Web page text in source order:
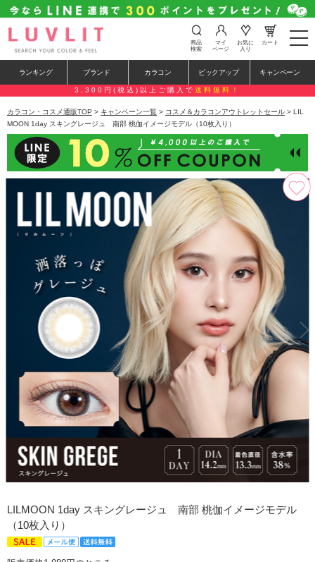
t
o
e
n
a
a
i
o
n
商品
検索
マイ
ページ
お気に
入り
カート
ランキング ブランド カラコン ピックアップ キャンペーン
3,300円(税込)以上ご購入で 送料無料！
カラコン・コスメ通販TOP > キャンペーン一覧 > コスメ＆カラコンアウトレットセール > LIL
MOON 1day スキングレージュ 南部 桃伽イメージモデル（10枚入り）
LILMOON 1day スキングレージュ 南部 桃伽イメージモデル
（10枚入り）